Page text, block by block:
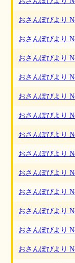
おさんぽびより
おさんぽびより
おさんぽびより
おさんぽびより
おさんぽびより
おさんぽびより
おさんぽびより
おさんぽびより
おさんぽびより
おさんぽびより
おさんぽびより
おさんぽびより
おさんぽびより